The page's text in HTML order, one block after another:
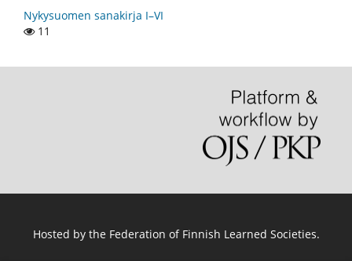
Nykysuomen sanakirja I–VI
11
Hosted by the Federation of Finnish Learned Societies.